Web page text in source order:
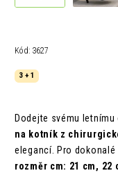
Kód: 3627
3 + 1
Dodejte svému
na kotník z
elegancí. Pro
rozměr cm: 21 cm, 22